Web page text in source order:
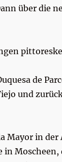
über die
de
und
Mayor in
in